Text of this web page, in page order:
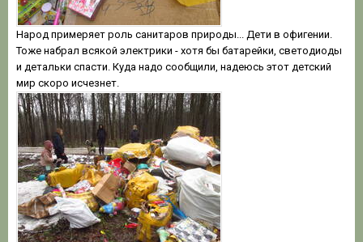
Народ примеряет роль санитаров природы... Дети в офигении.
Тоже набрал всякой электрики - хотя бы батарейки, светодиоды
и детальки спасти. Куда надо сообщили, надеюсь этот детский
мир скоро исчезнет.